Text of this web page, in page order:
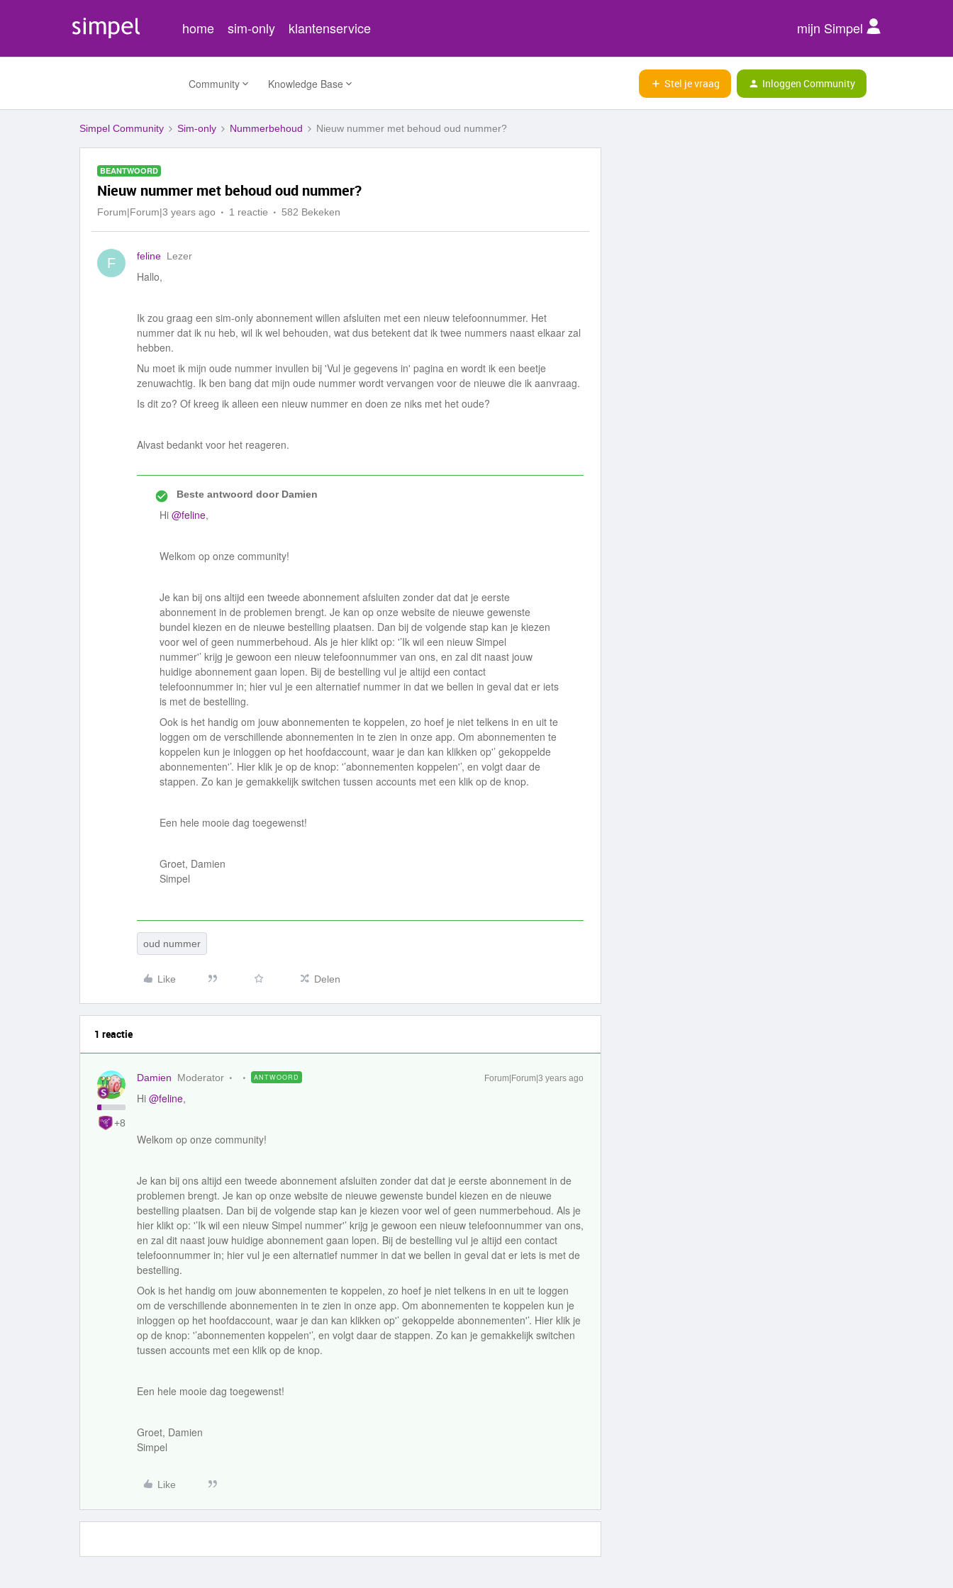
home sim-only klantenservice mijn Simpel
Community Knowledge Base Stel je vraag Inloggen Community
Simpel Community Sim-only Nummerbehoud Nieuw nummer met behoud oud nummer?
BEANTWOORD
Nieuw nummer met behoud oud nummer?
Forum|Forum|3 years ago 1 reactie 582 Bekeken
F feline Lezer
Hallo,
Ik zou graag een sim-only abonnement willen afsluiten met een nieuw telefoonnummer. Het
nummer dat ik nu heb, wil ik wel behouden, wat dus betekent dat ik twee nummers naast elkaar zal
hebben.
Nu moet ik mijn oude nummer invullen bij 'Vul je gegevens in' pagina en wordt ik een beetje
zenuwachtig. Ik ben bang dat mijn oude nummer wordt vervangen voor de nieuwe die ik aanvraag.
Is dit zo? Of kreeg ik alleen een nieuw nummer en doen ze niks met het oude?
Alvast bedankt voor het reageren.
Beste antwoord doorDamien
Hi @feline,
Welkom op onze community!
Je kan bij ons altijd een tweede abonnement afsluiten zonder dat dat je eerste
abonnement in de problemen brengt. Je kan op onze website de nieuwe gewenste
bundel kiezen en de nieuwe bestelling plaatsen. Dan bij de volgende stap kan je kiezen
voor wel of geen nummerbehoud. Als je hier klikt op: '’Ik wil een nieuw Simpel
nummer'’ krijg je gewoon een nieuw telefoonnummer van ons, en zal dit naast jouw
huidige abonnement gaan lopen. Bij de bestelling vul je altijd een contact
telefoonnummer in; hier vul je een alternatief nummer in dat we bellen in geval dat er iets
is met de bestelling.
Ook is het handig om jouw abonnementen te koppelen, zo hoef je niet telkens in en uit te
loggen om de verschillende abonnementen in te zien in onze app. Om abonnementen te
koppelen kun je inloggen op het hoofdaccount, waar je dan kan klikken op'’ gekoppelde
abonnementen'’. Hier klik je op de knop: '’abonnementen koppelen'’, en volgt daar de
stappen. Zo kan je gemakkelijk switchen tussen accounts met een klik op de knop.
Een hele mooie dag toegewenst!
Groet, Damien
Simpel
oud nummer
Like Delen
1 reactie
+8
Damien Moderator ANTWOORD Forum|Forum|3 years ago
Hi @feline,
Welkom op onze community!
Je kan bij ons altijd een tweede abonnement afsluiten zonder dat dat je eerste abonnement in de
problemen brengt. Je kan op onze website de nieuwe gewenste bundel kiezen en de nieuwe
bestelling plaatsen. Dan bij de volgende stap kan je kiezen voor wel of geen nummerbehoud. Als je
hier klikt op: '’Ik wil een nieuw Simpel nummer'’ krijg je gewoon een nieuw telefoonnummer van ons,
en zal dit naast jouw huidige abonnement gaan lopen. Bij de bestelling vul je altijd een contact
telefoonnummer in; hier vul je een alternatief nummer in dat we bellen in geval dat er iets is met de
bestelling.
Ook is het handig om jouw abonnementen te koppelen, zo hoef je niet telkens in en uit te loggen
om de verschillende abonnementen in te zien in onze app. Om abonnementen te koppelen kun je
inloggen op het hoofdaccount, waar je dan kan klikken op'’ gekoppelde abonnementen'’. Hier klik je
op de knop: '’abonnementen koppelen'’, en volgt daar de stappen. Zo kan je gemakkelijk switchen
tussen accounts met een klik op de knop.
Een hele mooie dag toegewenst!
Groet, Damien
Simpel
Like